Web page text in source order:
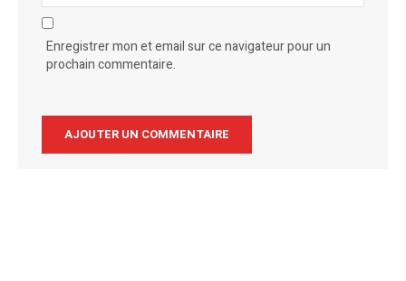
Enregistrer mon et email sur ce navigateur pour un
prochain commentaire.